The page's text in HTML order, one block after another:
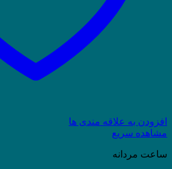
افزودن به علاقه مندی ها
مشاهده سریع
ساعت مردانه